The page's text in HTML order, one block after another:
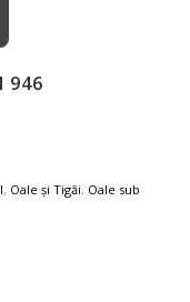
946
, Oale și Tigăi, Oale sub